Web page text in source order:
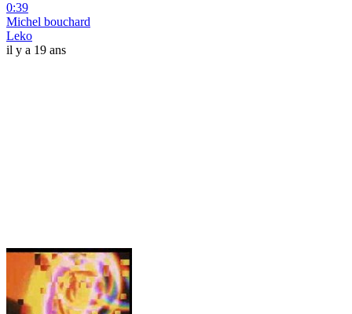
0:39
Michel bouchard
Leko
il y a 19 ans